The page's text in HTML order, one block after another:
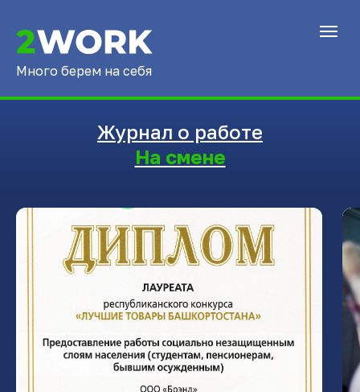
Много берем на себя
Журнал о работе
На смене